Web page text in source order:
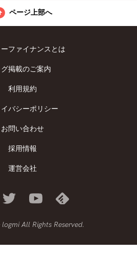
ページ上部へ
ファイナンスとは
グ掲載のご案内
利用規約
バシーポリシー
お問い合わせ
採用情報
運営会社
All Rights Reserved.